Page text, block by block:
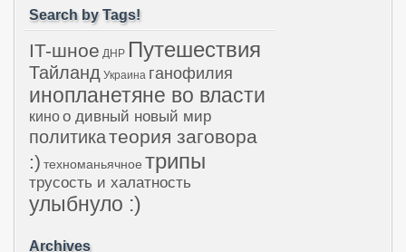
Search by Tags!
IT-шное ДНР Путешествия
Тайланд Украина ганофилия
инопланетяне во власти
киноо дивный новый мир
политикатеория заговора
:) техноманьячное трипы
трусость и халатность
улыбнуло :)
Archives